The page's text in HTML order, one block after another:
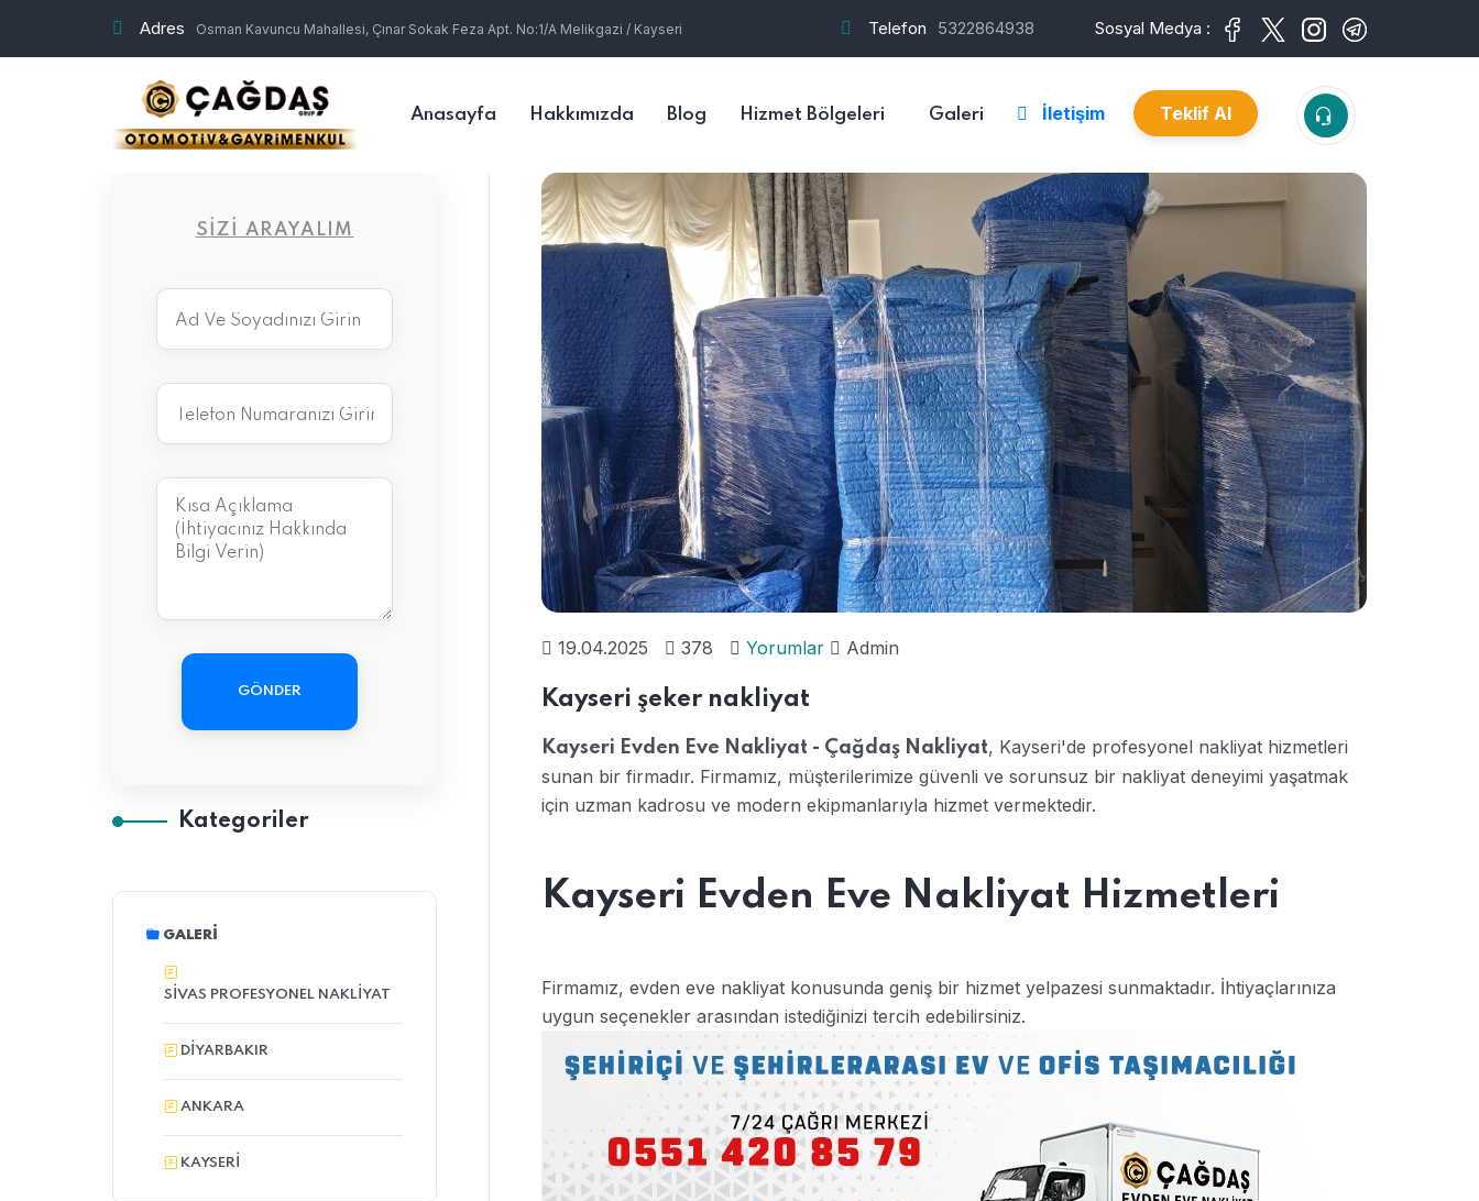
Adres Osman Kavuncu Mahallesi, Çınar Sokak Feza Apt. No:1/A Melikgazi / Kayseri Telefon 5322864938 Sosyal Medya :
Anasayfa Hakkımızda Blog Hizmet Bölgeleri Galeri İletişim Teklif Al
19.04.2025 378 Yorumlar Admin
Kayseri şeker nakliyat
Kayseri Evden Eve Nakliyat - Çağdaş Nakliyat, Kayseri'de profesyonel nakliyat hizmetleri
sunan bir firmadır. Firmamız, müşterilerimize güvenli ve sorunsuz bir nakliyat deneyimi yaşatmak
için uzman kadrosu ve modern ekipmanlarıyla hizmet vermektedir.
Kayseri Evden Eve Nakliyat Hizmetleri
Firmamız, evden eve nakliyat konusunda geniş bir hizmet yelpazesi sunmaktadır. İhtiyaçlarınıza
uygun seçenekler arasından istediğinizi tercih edebilirsiniz.
SIZI ARAYALIM
GÖNDER
Kategoriler
GALERI
SIVAS PROFESYONEL NAKLIYAT
DIYARBAKIR
ANKARA
KAYSERI